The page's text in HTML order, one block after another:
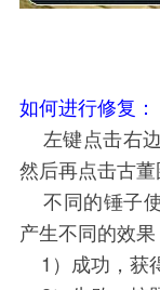
如何进行修复：
左键点击右边
然后再点击古董
不同的锤子
产生不同的效果
1）成功，获